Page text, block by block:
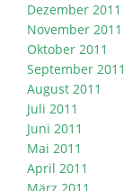
Dezember 2011
November 2011
Oktober 2011
September 2011
August 2011
Juli 2011
Juni 2011
Mai 2011
April 2011